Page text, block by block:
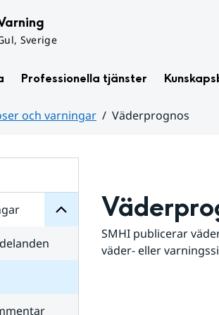
Sverige
Professionella tjänster
och varningar
Väderprognos
för
varningar
SMHI publicerar
väder- eller